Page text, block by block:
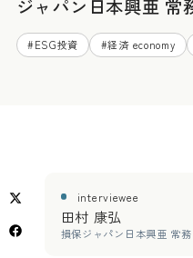
ジャパン日本興亜 常
#ESG投資 #経済 economy
interviewee
田村 康弘
損保ジャパン日本興亜 常務